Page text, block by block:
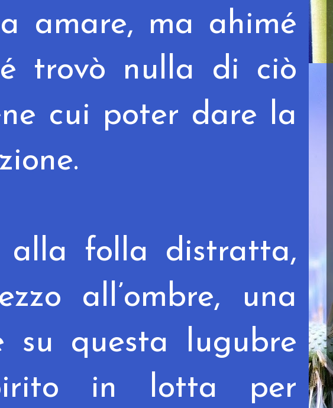
amare, ma ahimé
trovò nulla di ciò
cui poter dare la
alla folla distratta,
all’ombre, una
su questa lugubre
in lotta per